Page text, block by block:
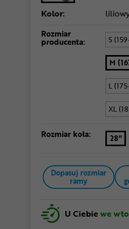
Kolor:
Rozmiar
producenta: S
M
L
XL
Rozmiar koła: 28"
Dopasuj rozmiar
ramy
U Ciebiewe